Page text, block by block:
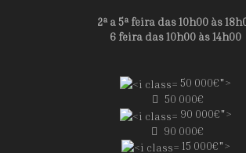
2ª a 5ª feira das 10h00 às
6 feira das 10h00 às 14h00
50 000€">
50 000€
90 000€">
90 000€
15 000€">